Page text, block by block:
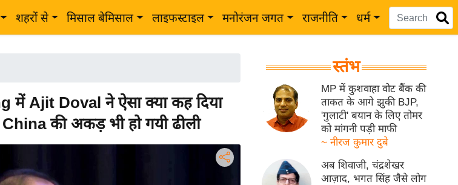
शहरों से मिसाल बेमिसाल लाइफस्टाइल मनोरंजन जगत राजनीति धर्म
में Ajit Doval ने ऐसा क्या कह दिया
China की अकड़ भी हो गयी ढीली
स्तंभ
MP में कुशवाहा वोट बैंक की
ताकत के आगे झुकी BJP,
'गुलाटी' बयान के लिए तोमर
को मांगनी पड़ी माफी
~ नीरज कुमार दुबे
अब शिवाजी, चंद्रशेखर
आज़ाद, भगत सिंह जैसे लोग